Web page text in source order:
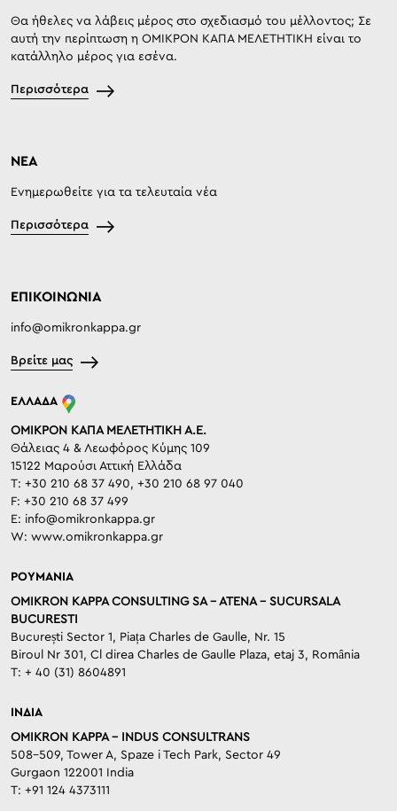
Θα ήθελες να λάβεις μέρος στο σχεδιασμό του μέλλοντος; Σε
αυτή την περίπτωση η ΟΜΙΚΡΟΝ ΚΑΠΑ ΜΕΛΕΤΗΤΙΚΗ είναι το
κατάλληλο μέρος για εσένα.
Περισσότερα
ΝΕΑ
Ενημερωθείτε για τα τελευταία νέα
Περισσότερα
ΕΠΙΚΟΙΝΩΝΙΑ
info@omikronkappa.gr
Βρείτε μας
ΕΛΛΑΔΑ
ΟΜΙΚΡΟΝ ΚΑΠΑ ΜΕΛΕΤΗΤΙΚΗ Α.Ε.
Θάλειας 4 & Λεωφόρος Κύμης 109
15122 Μαρούσι Αττική Ελλάδα
T: +30 210 68 37 490, +30 210 68 97 040
F: +30 210 68 37 499
E: info@omikronkappa.gr
W: www.omikronkappa.gr
ΡΟΥΜΑΝΙΑ
OMIKRON KAPPA CONSULTING SA – ATENA – SUCURSALA
BUCURESTI
București Sector 1, Piața Charles de Gaulle, Nr. 15
Biroul Nr 301, Cl direa Charles de Gaulle Plaza, etaj 3, România
T: + 40 (31) 8604891
ΙΝΔΙΑ
OMIKRON KAPPA – INDUS CONSULTRANS
508-509, Tower A, Spaze i Tech Park, Sector 49
Gurgaon 122001 India
T: +91 124 4373111